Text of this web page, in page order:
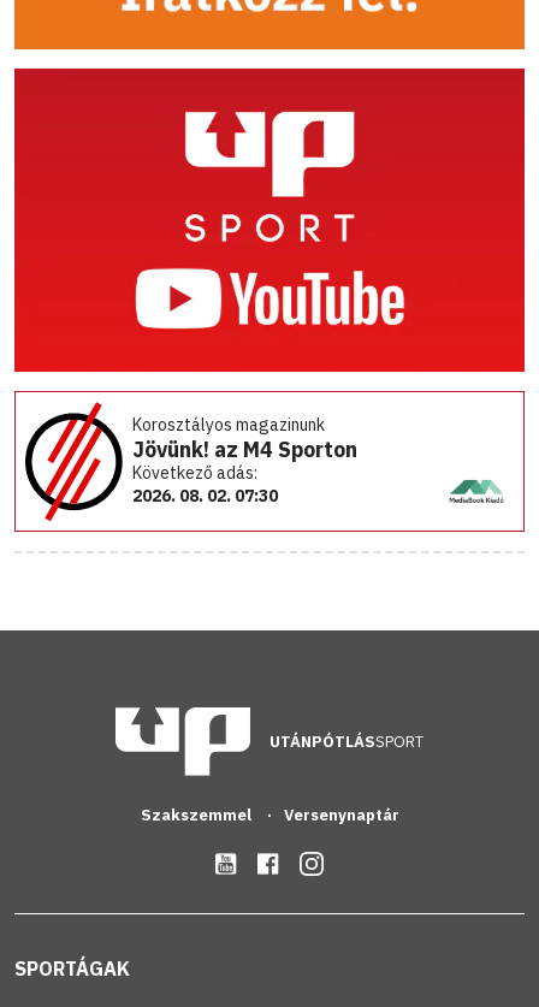
Korosztályos magazinunk
Jövünk! az M4 Sporton
Következő adás:
2026. 08. 02. 07:30
UTÁNPÓTLÁSSPORT
Szakszemmel Versenynaptár
SPORTÁGAK